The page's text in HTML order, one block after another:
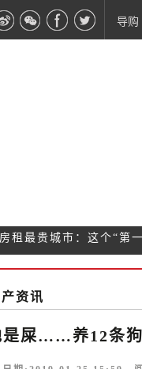
导购
富差距加大：最富两人
租最贵城市：这个“第
资讯
是屎……养12条